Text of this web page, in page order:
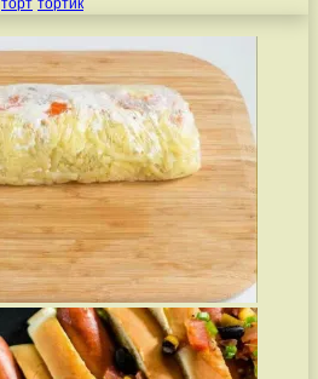
тортик